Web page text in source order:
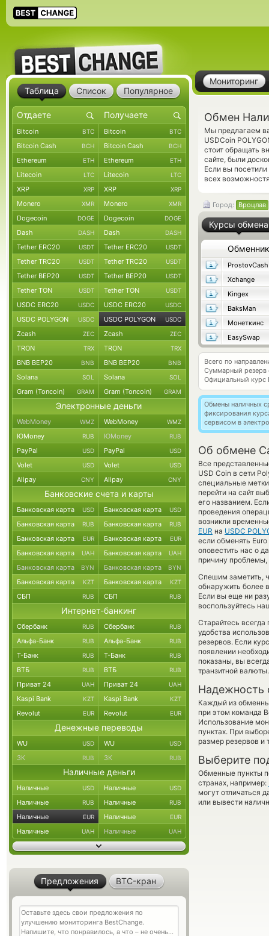
Мониторинг
Обмен
Мы предлагаем
USDCoin
стоит обращать
сайте, были
Если вы
всех
Город: Вроцлав
Курсы обмена
Обменник
ProstovCash
Xchange
Kingex
BaksMan
Монеткинс
EasySwap
Всего по
Суммарный резерв
Официальный курс
Обмены наличных
фиксирования
сервисом в
Об обмене
Все
USD Coin в сети
специальные
перейти на сайт
его названием.
проведения
возникли
EUR на USDC
если обменять
оповестить нас о
причину
Спешим заметить,
обнаружить более
Если вы еще ни
воспользуйтесь
Старайтесь
удобства
резервов. Если
появлении
показаны, вы
транзитной валюты.
Надежность
Каждый из
при этом команда
Использование
пунктах. При
размер резервов и
Выберите
Обменные пункты
странах, например:
могут отличаться
или вывести
Таблица Список Популярное
Bitcoin BTC Bitcoin BTC
Bitcoin Cash BCH Bitcoin Cash BCH
Ethereum ETH Ethereum ETH
Litecoin LTC Litecoin LTC
XRP XRP XRP XRP
Monero XMR Monero XMR
Dogecoin DOGE Dogecoin DOGE
Dash DASH Dash DASH
Tether ERC20 USDT Tether ERC20 USDT
Tether TRC20 USDT Tether TRC20 USDT
Tether BEP20 USDT Tether BEP20 USDT
Tether TON USDT Tether TON USDT
USDC ERC20 USDC USDC ERC20 USDC
USDC POLYGON USDC USDC POLYGON USDC
Zcash ZEC Zcash ZEC
TRON TRX TRON TRX
BNB BEP20 BNB BNB BEP20 BNB
Solana SOL Solana SOL
Gram (Toncoin) GRAM Gram (Toncoin) GRAM
Электронные деньги
WebMoney WMZ WebMoney WMZ
ЮMoney RUB ЮMoney RUB
PayPal USD PayPal USD
Volet USD Volet USD
Alipay CNY Alipay CNY
Банковские счета и карты
Банковская карта USD Банковская карта USD
Банковская карта RUB Банковская карта RUB
Банковская карта EUR Банковская карта EUR
Банковская карта UAH Банковская карта UAH
Банковская карта BYN Банковская карта BYN
Банковская карта KZT Банковская карта KZT
СБП RUB СБП RUB
Интернет-банкинг
Сбербанк RUB Сбербанк RUB
Альфа-Банк RUB Альфа-Банк RUB
Т-Банк RUB Т-Банк RUB
ВТБ RUB ВТБ RUB
Приват 24 UAH Приват 24 UAH
Kaspi Bank KZT Kaspi Bank KZT
Revolut EUR Revolut EUR
Денежные переводы
WU USD WU USD
ЗК RUB ЗК RUB
Наличные деньги
Наличные USD Наличные USD
Наличные RUB Наличные RUB
Наличные EUR Наличные EUR
Наличные UAH Наличные UAH
Предложения BTC-кран